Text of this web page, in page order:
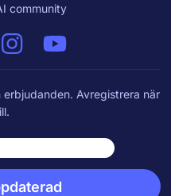
community
Avregistrera när